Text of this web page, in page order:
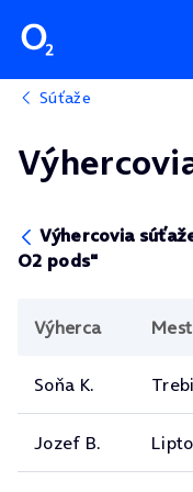
Súťaže
Výhercovia
O2 pods"
Výherca
Soňa K.
Jozef B.